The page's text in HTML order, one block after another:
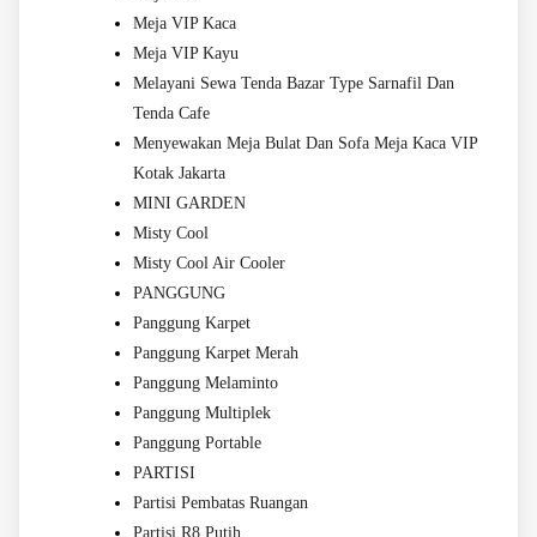
Meja VIP Kaca
Meja VIP Kayu
Melayani Sewa Tenda Bazar Type Sarnafil Dan
Tenda Cafe
Menyewakan Meja Bulat Dan Sofa Meja Kaca VIP
Kotak Jakarta
MINI GARDEN
Misty Cool
Misty Cool Air Cooler
PANGGUNG
Panggung Karpet
Panggung Karpet Merah
Panggung Melaminto
Panggung Multiplek
Panggung Portable
PARTISI
Partisi Pembatas Ruangan
Partisi R8 Putih